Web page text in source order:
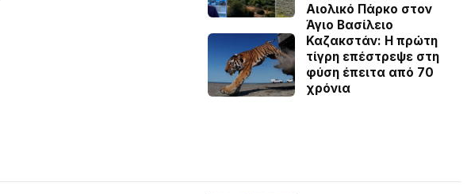
Αιολικό Πάρκο στον
Άγιο Βασίλειο
Καζακστάν: Η πρώτη
τίγρη επέστρεψε στη
φύση έπειτα από 70
χρόνια